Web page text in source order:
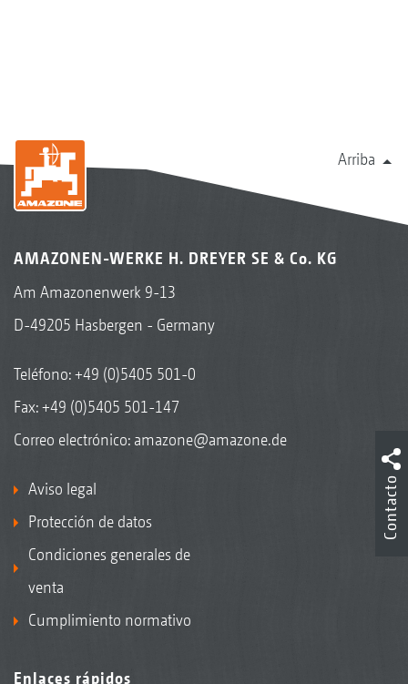
Arriba
AMAZONEN-WERKE H. DREYER SE & Co. KG
Am Amazonenwerk 9-13
D-49205 Hasbergen - Germany
Teléfono:+49 (0)5405 501-0
Fax: +49 (0)5405 501-147
Correo electrónico: amazone@amazone.de
Aviso legal
Protección de datos
Condiciones generales de
venta
Cumplimiento normativo
Enlaces rápidos
Contacto